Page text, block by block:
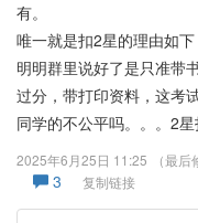
有。
唯一就是扣2星的理由如下
明明群里说好了是只准带
过分，带打印资料，这考
同学的不公平吗。。。2星
2025年6月25日 11:25 （最
3
复制链接